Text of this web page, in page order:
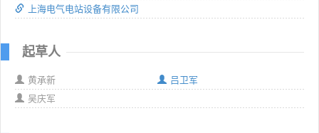
上海电气电站设备有限公司
起草人
黄承新
吕卫军
吴庆军